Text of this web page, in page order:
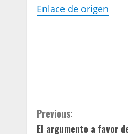
Enlace de origen
C
Previous:
El argumento a favor